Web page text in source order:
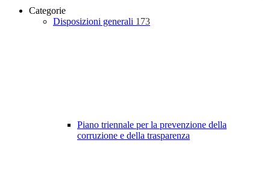
Categorie
Disposizioni generali 173
Piano triennale per la prevenzione della
corruzione e della trasparenza